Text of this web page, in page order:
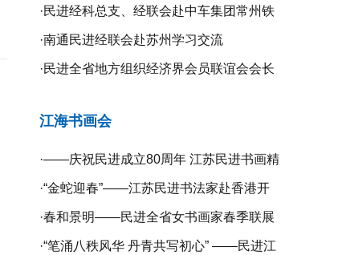
周年”系列活动
谊会开展学习交流活动
·民进经科总支、经联会赴中车集团常州铁
道高等职业技术学校开展专题调研
·南通民进经联会赴苏州学习交流
·民进全省地方组织经济界会员联谊会会长
江海书画会
·——庆祝民进成立80周年 江苏民进书画精
品展暨宿迁镇江扬州三市民进书画作品联
展开幕
·“金蛇迎春”——江苏民进书法家赴香港开
展挥春活动
·春和景明——民进全省女书画家春季联展
在宁开幕
·“笔涌八秩风华 丹青共写初心” ——民进江